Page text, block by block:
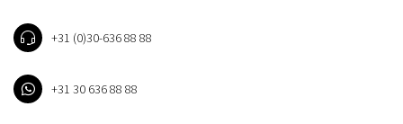
+31 (0)30-636 88 88
+31 30 636 88 88